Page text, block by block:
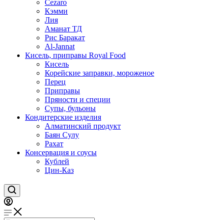
Cezaro
Кэмми
Лия
Аманат ТД
Рис Баракат
Al-Jannat
Кисель, приправы Royal Food
Кисель
Корейские заправки, мороженое
Перец
Приправы
Пряности и специи
Супы, бульоны
Кондитерские изделия
Алматинский продукт
Баян Сулу
Рахат
Консервация и соусы
Кублей
Цин-Каз